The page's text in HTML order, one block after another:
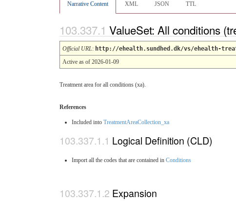
Narrative Content XML JSON TTL
ValueSet: All conditions
Official URL: http://ehealth.sundhed.dk/vs/ehealth-
Active as of 2026-01-09
Treatment area for all conditions (xa).
References
Included into TreatmentAreaCollection_xa
Logical Definition (CLD)
Import all the codes that are contained in Conditions
Expansion